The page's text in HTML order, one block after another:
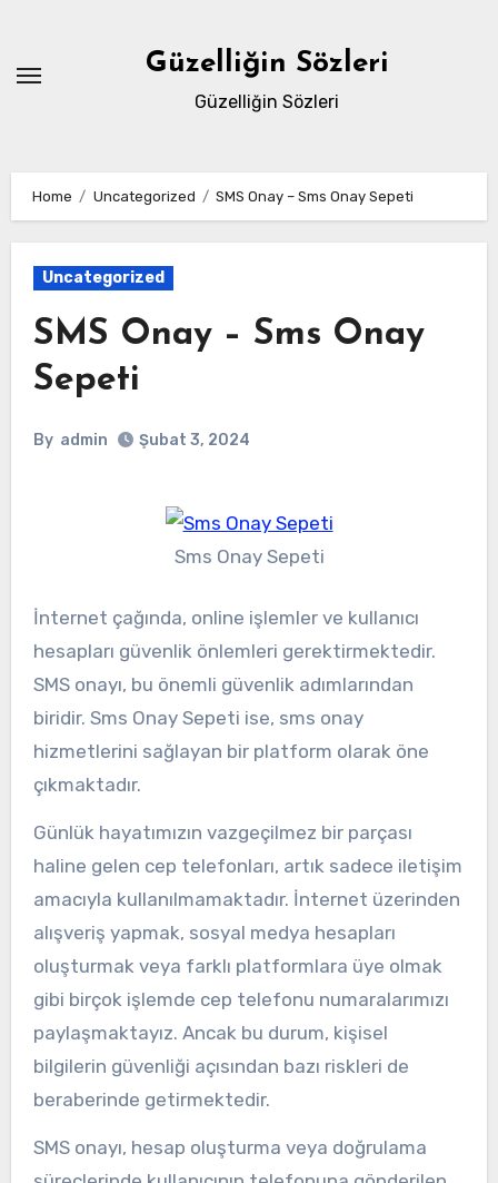
content
Güzelliğin Sözleri
Güzelliğin Sözleri
Home Uncategorized SMS Onay – Sms Onay Sepeti
Uncategorized
SMS Onay – Sms Onay
Sepeti
By admin Şubat 3, 2024
Sms Onay Sepeti
İnternet çağında, online işlemler ve kullanıcı
hesapları güvenlik önlemleri gerektirmektedir.
SMS onayı, bu önemli güvenlik adımlarından
biridir. Sms Onay Sepeti ise, sms onay
hizmetlerini sağlayan bir platform olarak öne
çıkmaktadır.
Günlük hayatımızın vazgeçilmez bir parçası
haline gelen cep telefonları, artık sadece iletişim
amacıyla kullanılmamaktadır. İnternet üzerinden
alışveriş yapmak, sosyal medya hesapları
oluşturmak veya farklı platformlara üye olmak
gibi birçok işlemde cep telefonu numaralarımızı
paylaşmaktayız. Ancak bu durum, kişisel
bilgilerin güvenliği açısından bazı riskleri de
beraberinde getirmektedir.
SMS onayı, hesap oluşturma veya doğrulama